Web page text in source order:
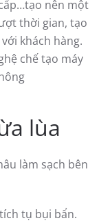
nên một
thời gian, tạo
khách hàng.
chế tạo máy
lùa
làm sạch bên
tụ bụi bẩn.